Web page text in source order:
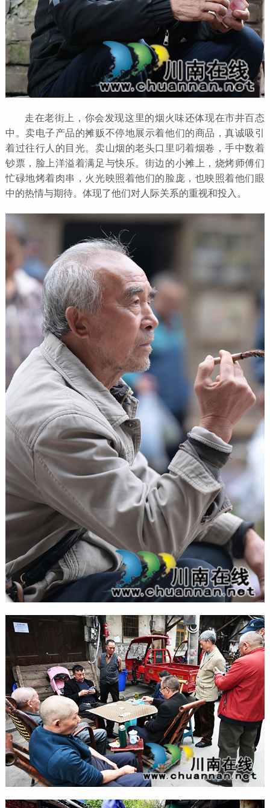
走在老街上，你会发现这里的烟火味还体现在市井百态
中。卖电子产品的摊贩不停地展示着他们的商品，真诚吸引
着过往行人的目光。卖山烟的老头口里叼着烟卷，手中数着
钞票，脸上洋溢着满足与快乐。街边的小摊上，烧烤师傅们
忙碌地烤着肉串，火光映照着他们的脸庞，也映照着他们眼
中的热情与期待。体现了他们对人际关系的重视和投入。